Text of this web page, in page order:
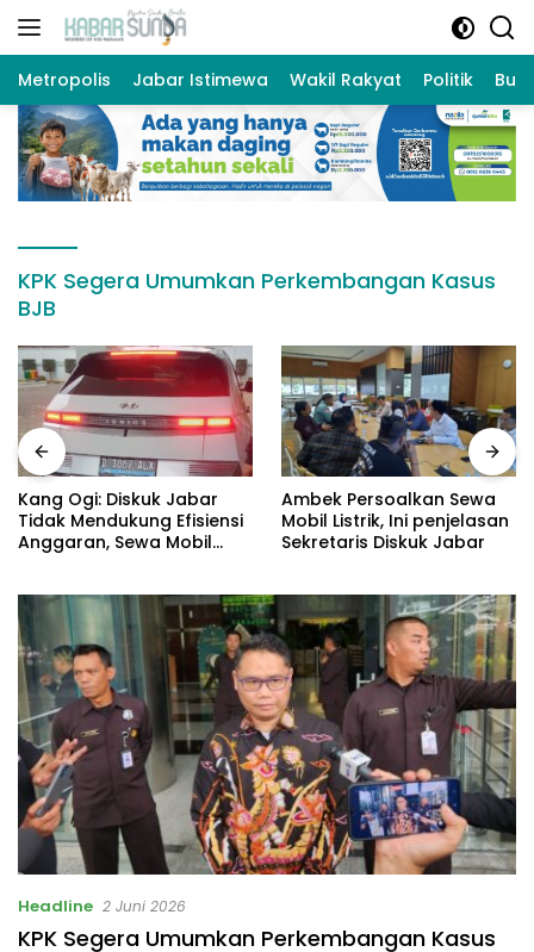
Langsung
Metropolis Jabar Istimewa Wakil Rakyat Politik
KPK Segera Umumkan Perkembangan Kasus
BJB
Kang Ogi: Diskuk Jabar
Tidak Mendukung Efisiensi
Anggaran, Sewa Mobil
Ambek Persoalkan Sewa
Mobil Listrik, Ini penjelasan
Sekretaris Diskuk Jabar
Headline 2 Juni 2026
KPK Segera Umumkan Perkembangan Kasus